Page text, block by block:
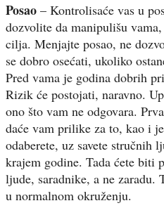
Posao – Kontrolisaće vas u
dozvolite da manipulišu
cilja. Menjajte posao, ne
se dobro osećati, ukoliko
Pred vama je godina dobrih
Rizik će postojati, naravno.
ono što vam ne odgovara.
daće vam prilike za to, kao i
odaberete, uz savete stručnih
krajem godine. Tada ćete biti
ljude, saradnike, a ne zaradu.
u normalnom okruženju.